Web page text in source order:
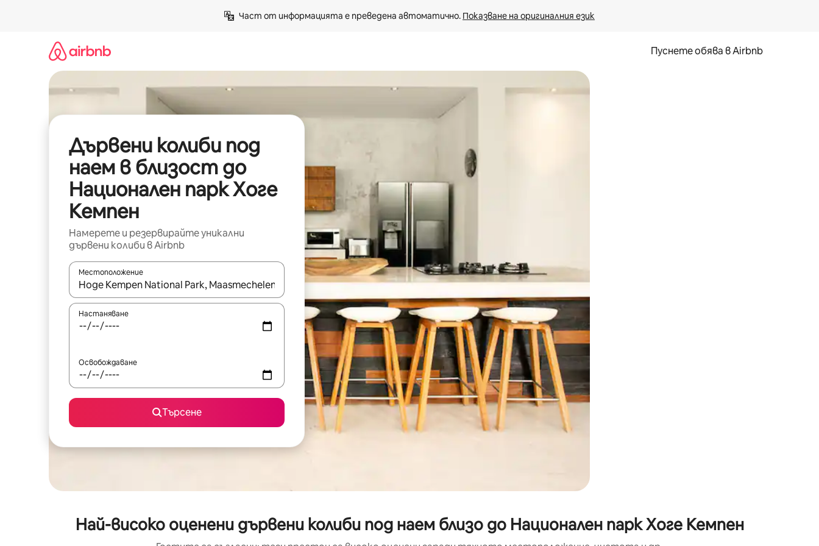
Част от информацията е преведена автоматично. Показване на оригиналния език
Пуснете обява в Airbnb
Дървени колиби под
наем в близост до
Национален парк Хоге
Кемпен
Намерете и резервирайте уникални
дървени колиби в Airbnb
Местоположение
Когато резултатите се покажат, използвайте клавишите със стрелки нагоре и надолу или навигирайте с докосване или плъзгане.
Настаняване
Освобождаване
Търсене
Най-високо оценени дървени колиби под наем близо до Национален парк Хоге Кемпен